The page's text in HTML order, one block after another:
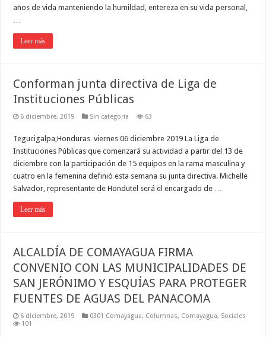
años de vida manteniendo la humildad, entereza en su vida personal,
Leer más
Conforman junta directiva de Liga de
Instituciones Públicas
6 diciembre, 2019 Sin categoría 63
Tegucigalpa,Honduras viernes 06 diciembre 2019 La Liga de
Instituciones Públicas que comenzará su actividad a partir del 13 de
diciembre con la participación de 15 equipos en la rama masculina y
cuatro en la femenina definió esta semana su junta directiva. Michelle
Salvador, representante de Hondutel será el encargado de …
Leer más
ALCALDÍA DE COMAYAGUA FIRMA
CONVENIO CON LAS MUNICIPALIDADES DE
SAN JERÓNIMO Y ESQUÍAS PARA PROTEGER
FUENTES DE AGUAS DEL PANACOMA
6 diciembre, 2019 0301 Comayagua, Columnas, Comayagua, Sociales
101